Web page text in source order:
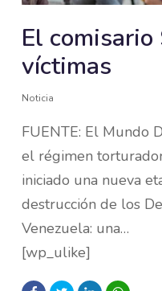
El
víctimas
Noticia
FUENTE: El Mundo
el régimen
iniciado una nueva
destrucción de los
Venezuela: una…
[wp_ulike]